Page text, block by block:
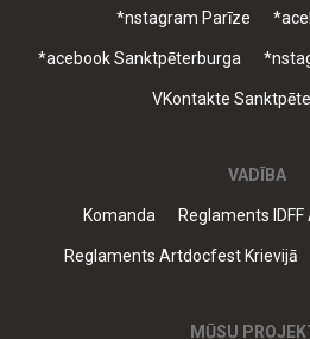
*nstagram Parīze
*acebook Sanktpēterburga
VKontakte
VADĪBA
Komanda Reglaments
Reglaments Artdocfest Krievijā
MŪSU